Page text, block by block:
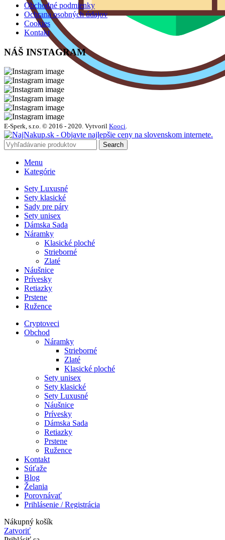
Obchodné podmienky
Ochrana osobných údajov
Cookies
Kontakt
NÁŠ INSTAGRAM
E-Sperk, s.r.o. © 2016 - 2020. Vytvoril Kooci.
Search
Menu
Kategórie
Sety Luxusné
Sety klasické
Sady pre páry
Sety unisex
Dámska Sada
Náramky
Klasické ploché
Strieborné
Zlaté
Náušnice
Prívesky
Retiazky
Prstene
Ružence
Cryptoveci
Obchod
Náramky
Strieborné
Zlaté
Klasické ploché
Sety unisex
Sety klasické
Sety Luxusné
Náušnice
Prívesky
Dámska Sada
Retiazky
Prstene
Ružence
Kontakt
Súťaže
Blog
Želania
Porovnávať
Prihlásenie / Registrácia
Nákupný košík
Zatvoriť